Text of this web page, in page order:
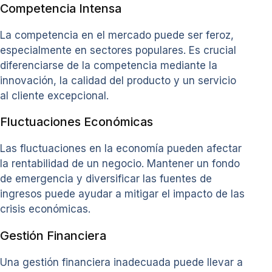
Competencia Intensa
La competencia en el mercado puede ser feroz,
especialmente en sectores populares. Es crucial
diferenciarse de la competencia mediante la
innovación, la calidad del producto y un servicio
al cliente excepcional.
Fluctuaciones Económicas
Las fluctuaciones en la economía pueden afectar
la rentabilidad de un negocio. Mantener un fondo
de emergencia y diversificar las fuentes de
ingresos puede ayudar a mitigar el impacto de las
crisis económicas.
Gestión Financiera
Una gestión financiera inadecuada puede llevar a